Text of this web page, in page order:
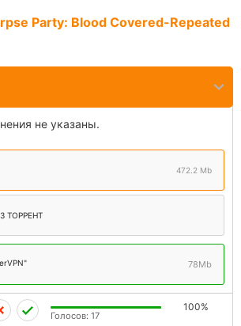
Party: Blood Covered-Repeated
не указаны.
472.2 Mb
ТОРРЕНТ
78Mb
100%
Голосов: 17